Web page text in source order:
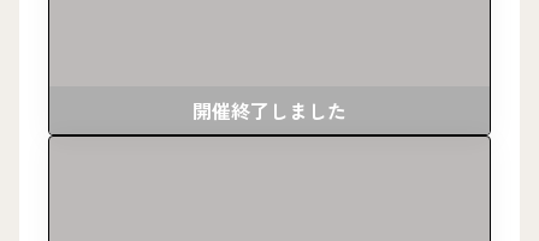
開催終了しました